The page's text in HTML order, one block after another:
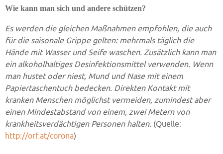
Wie kann man sich und andere schützen?
Es werden die gleichen Maßnahmen empfohlen, die auch
für die saisonale Grippe gelten: mehrmals täglich die
Hände mit Wasser und Seife waschen. Zusätzlich kann man
ein alkoholhaltiges Desinfektionsmittel verwenden. Wenn
man hustet oder niest, Mund und Nase mit einem
Papiertaschentuch bedecken. Direkten Kontakt mit
kranken Menschen möglichst vermeiden, zumindest aber
einen Mindestabstand von einem, zwei Metern von
krankheitsverdächtigen Personen halten. (Quelle:
http://orf.at/corona)